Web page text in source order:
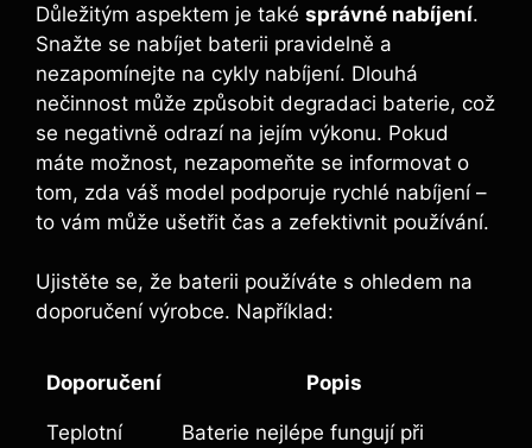
Důležitým aspektem je také správné nabíjení.
Snažte se nabíjet baterii pravidelně a
nezapomínejte na cykly nabíjení. Dlouhá
nečinnost může způsobit degradaci baterie, což
se negativně odrazí na jejím výkonu. Pokud
máte možnost, nezapomeňte se informovat o
tom, zda váš model podporuje rychlé nabíjení –
to vám může ušetřit čas a zefektivnit používání.
Ujistěte se, že baterii používáte s ohledem na
doporučení výrobce. Například:
Doporučení Popis
Teplotní
Baterie nejlépe fungují při